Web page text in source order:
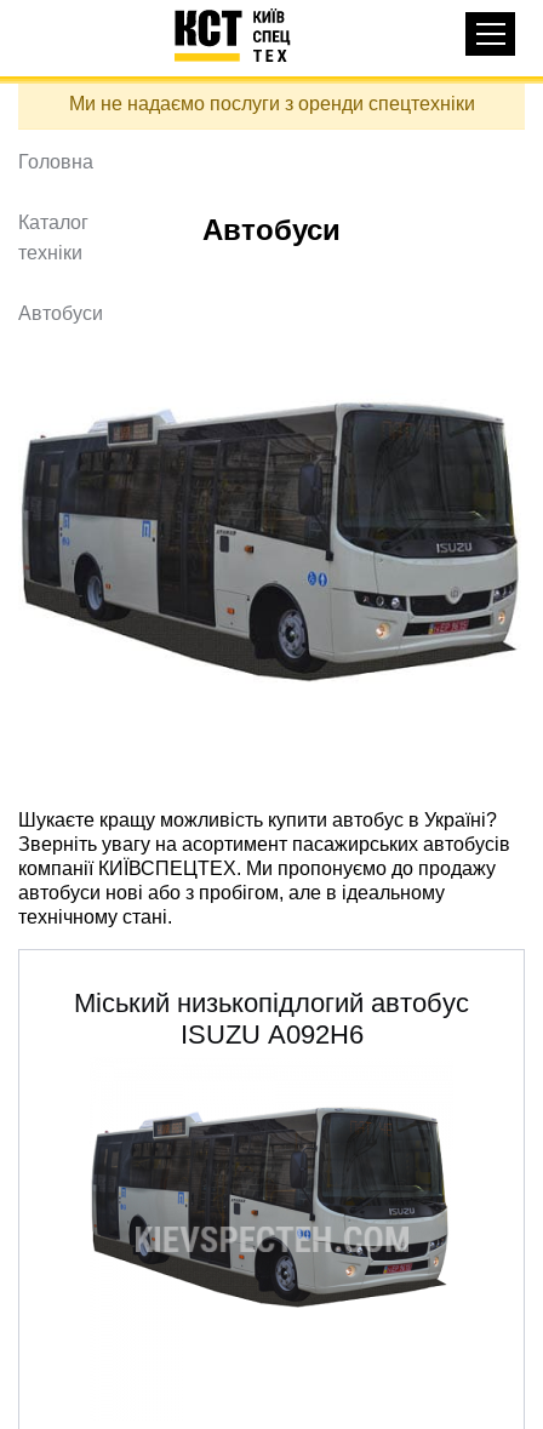
Перейти
вмісту
навигация
КАТАЛОГ ТЕХНІКИ
ДОСТАВКА ТА ОПЛАТА
ПРО НАС
ВІДГУКИ
КОНТАКТИ
Контактні телефони:
+38 (097) 746-67-04
ЗАДАТИ ПИТАННЯ
ru ua
Ми не надаємо послуги з оренди спецтехніки
Автобуси
Шукаєте кращу можливість купити автобус в Україні?
Зверніть увагу на асортимент пасажирських автобусів
компанії КИЇВСПЕЦТЕХ. Ми пропонуємо до продажу
автобуси нові або з пробігом, але в ідеальному
технічному стані.
Міський низькопідлогий автобус
ISUZU А092H6
Головна
Каталог
техніки
Автобуси